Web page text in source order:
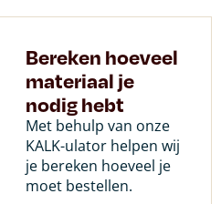
Bereken hoeveel
materiaal je
nodig hebt
Met behulp van onze
KALK-ulator helpen wij
je bereken hoeveel je
moet bestellen.